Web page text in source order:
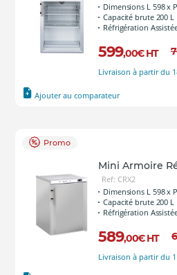
Dimensions L 598 x
Capacité brute 200 L
Réfrigération
599,00€ HT
Livraison à partir du
Ajouter au comparateur
Promo
Mini Armoire
Ref: CRX2
Dimensions L 598 x
Capacité brute 200 L
Réfrigération
589,00€ HT
Livraison à partir du